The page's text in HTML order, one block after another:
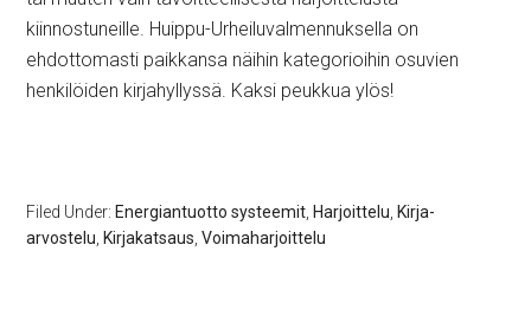
kiinnostuneille. Huippu-Urheiluvalmennuksella on
ehdottomasti paikkansa näihin kategorioihin osuvien
henkilöiden kirjahyllyssä. Kaksi peukkua ylös!
Filed Under: Energiantuotto systeemit Harjoittelu Kirja-
arvostelu Kirjakatsaus ,Voimaharjoittelu